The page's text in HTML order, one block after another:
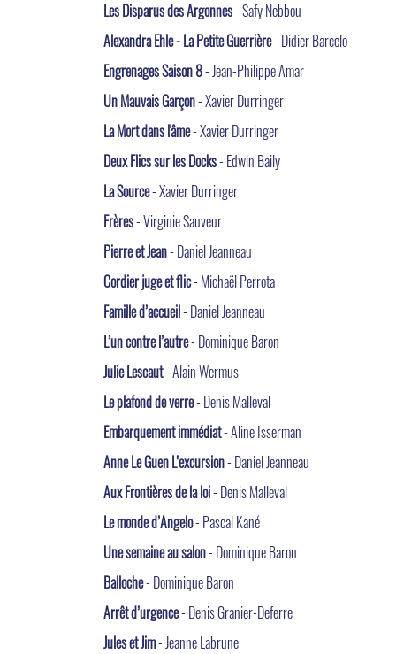
Les Disparus des Argonnes- Safy Nebbou
Alexandra Ehle - La Petite Guerrière- Didier Barcelo
Engrenages Saison 8- Jean-Philippe Amar
Un Mauvais Garçon- Xavier Durringer
La Mort dans l'âme- Xavier Durringer
Deux Flics sur les Docks- Edwin Baily
La Source- Xavier Durringer
Frères- Virginie Sauveur
Pierre et Jean- Daniel Jeanneau
Cordier juge et flic- Michaël Perrota
Famille d’accueil- Daniel Jeanneau
L’un contre l’autre- Dominique Baron
Julie Lescaut- Alain Wermus
Le plafond de verre- Denis Malleval
Embarquement immédiat- Aline Isserman
Anne Le Guen L’excursion- Daniel Jeanneau
Aux Frontières de la loi- Denis Malleval
Le monde d’Angelo- Pascal Kané
Une semaine au salon- Dominique Baron
Balloche- Dominique Baron
Arrêt d’urgence- Denis Granier-Deferre
Jules et Jim- Jeanne Labrune